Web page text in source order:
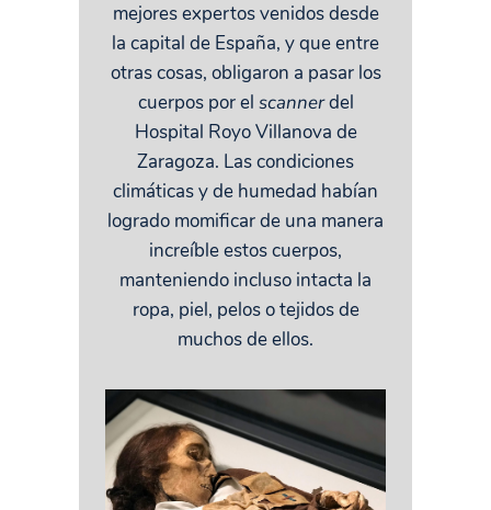
mejores expertos venidos desde
la capital de España, y que entre
otras cosas, obligaron a pasar los
cuerpos por el scannerdel
Hospital Royo Villanova de
Zaragoza. Las condiciones
climáticas y de humedad habían
logrado momificar de una manera
increíble estos cuerpos,
manteniendo incluso intacta la
ropa, piel, pelos o tejidos de
muchos de ellos.